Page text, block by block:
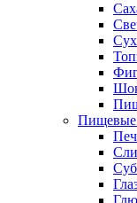
Пищевые